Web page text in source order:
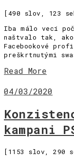
[490 slov, 123
Iba málo vecí
naštvalo tak,
Facebookové
preškrtnutými
Read More
04/03/2020
kampani
[1153 slov, 290